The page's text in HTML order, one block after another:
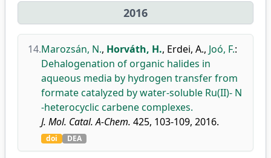
2016
14.Marozsán, N., Horváth, H., Erdei, A., Joó, F.:
Dehalogenation of organic halides in
aqueous media by hydrogen transfer from
formate catalyzed by water-soluble Ru(II)- N
-heterocyclic carbene complexes.
J. Mol. Catal. A-Chem. 425, 103-109, 2016.
doi DEA